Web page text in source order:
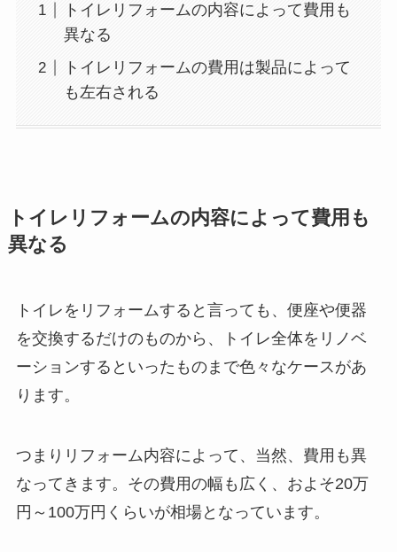
トイレリフォームの内容によって費用も
異なる
トイレリフォームの費用は製品によって
も左右される
トイレリフォームの内容によって費用も
異なる
トイレをリフォームすると言っても、便座や便器
を交換するだけのものから、トイレ全体をリノベ
ーションするといったものまで色々なケースがあ
ります。
つまりリフォーム内容によって、当然、費用も異
なってきます。その費用の幅も広く、およそ20万
円～100万円くらいが相場となっています。